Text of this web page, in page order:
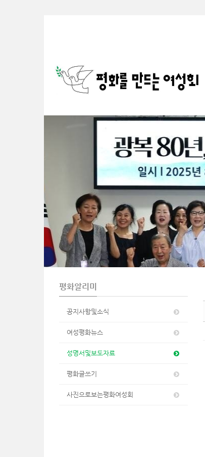
n
평화알리미
공지사항및소식
여성평화뉴스
성명서및보도자료
평화글쓰기
사진으로보는평화여성회